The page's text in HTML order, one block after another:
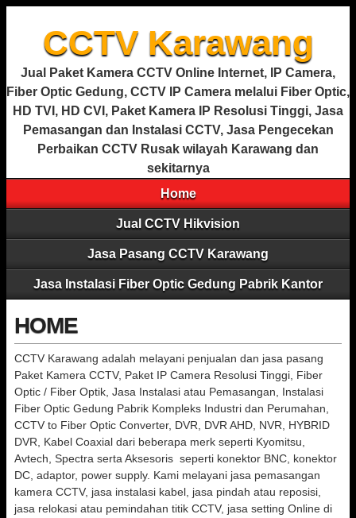
CCTV Karawang
Jual Paket Kamera CCTV Online Internet, IP Camera,
Fiber Optic Gedung, CCTV IP Camera melalui Fiber Optic,
HD TVI, HD CVI, Paket Kamera IP Resolusi Tinggi, Jasa
Pemasangan dan Instalasi CCTV, Jasa Pengecekan
Perbaikan CCTV Rusak wilayah Karawang dan
sekitarnya
Home
Jual CCTV Hikvision
Jasa Pasang CCTV Karawang
Jasa Instalasi Fiber Optic Gedung Pabrik Kantor
HOME
CCTV Karawang adalah melayani penjualan dan jasa pasang
Paket Kamera CCTV, Paket IP Camera Resolusi Tinggi, Fiber
Optic / Fiber Optik, Jasa Instalasi atau Pemasangan, Instalasi
Fiber Optic Gedung Pabrik Kompleks Industri dan Perumahan,
CCTV to Fiber Optic Converter, DVR, DVR AHD, NVR, HYBRID
DVR, Kabel Coaxial dari beberapa merk seperti Kyomitsu,
Avtech, Spectra serta Aksesoris seperti konektor BNC, konektor
DC, adaptor, power supply. Kami melayani jasa pemasangan
kamera CCTV, jasa instalasi kabel, jasa pindah atau reposisi,
jasa relokasi atau pemindahan titik CCTV, jasa setting Online di